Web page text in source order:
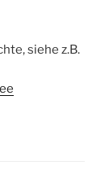
siehe z.B.